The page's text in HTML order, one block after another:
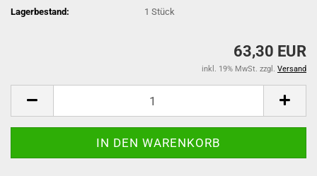
Lagerbestand: 1Stück
63,30 EUR
inkl. 19% MwSt. zzgl. Versand